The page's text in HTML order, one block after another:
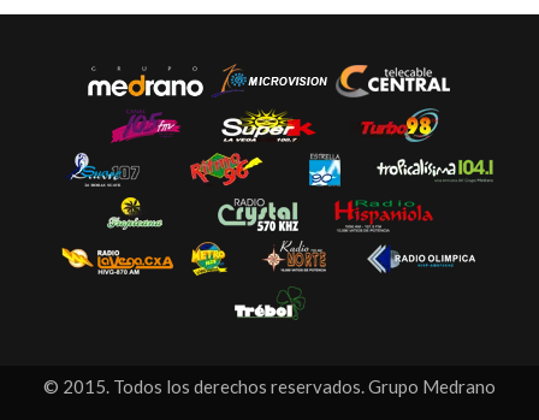
© 2015. Todos los derechos reservados. Grupo Medrano